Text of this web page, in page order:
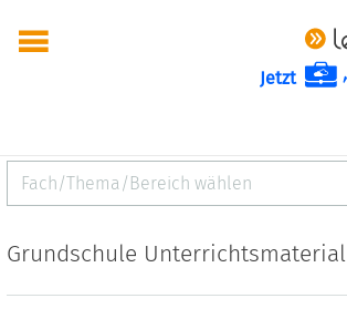
Jetzt
Fach/Thema/Bereich wählen
Grundschule Unterrichtsmaterial